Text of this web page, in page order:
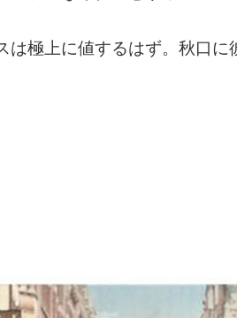
は極上に値するはず。秋口に